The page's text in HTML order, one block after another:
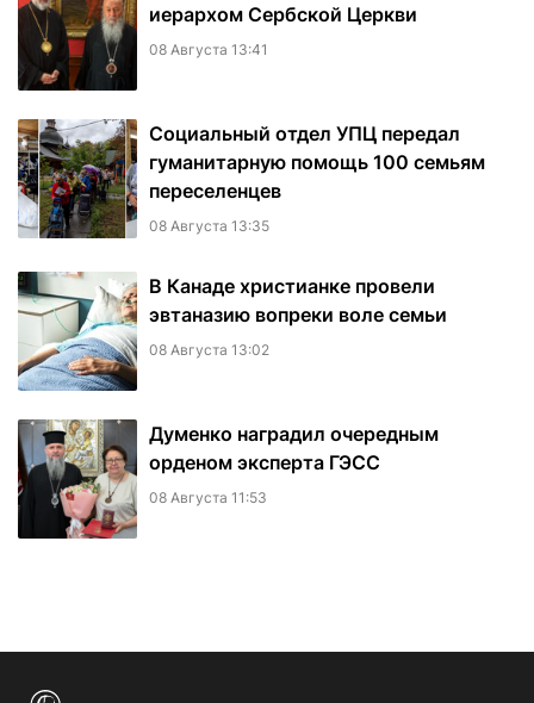
иерархом Сербской Церкви
08 Августа 13:41
Социальный отдел УПЦ передал
гуманитарную помощь 100 семьям
переселенцев
08 Августа 13:35
В Канаде христианке провели
эвтаназию вопреки воле семьи
08 Августа 13:02
Думенко наградил очередным
орденом эксперта ГЭСС
08 Августа 11:53